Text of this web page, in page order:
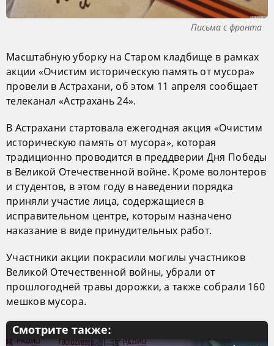
Письма с фронта
Масштабную уборку на Старом кладбище в рамках
акции «Очистим историческую память от мусора»
провели в Астрахани, об этом 11 апреля сообщает
телеканал «Астрахань 24».
В Астрахани стартовала ежегодная акция «Очистим
историческую память от мусора», которая
традиционно проводится в преддверии Дня Победы
в Великой Отечественной войне. Кроме волонтеров
и студентов, в этом году в наведении порядка
приняли участие лица, содержащиеся в
исправительном центре, которым назначено
наказание в виде принудительных работ.
Участники акции покрасили могилы участников
Великой Отечественной войны, убрали от
прошлогодней травы дорожки, а также собрали 160
мешков мусора.
Смотрите также: